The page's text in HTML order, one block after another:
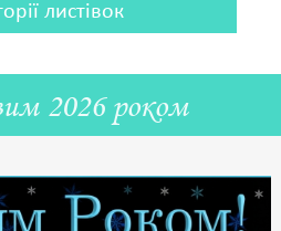
листівок
2026 роком